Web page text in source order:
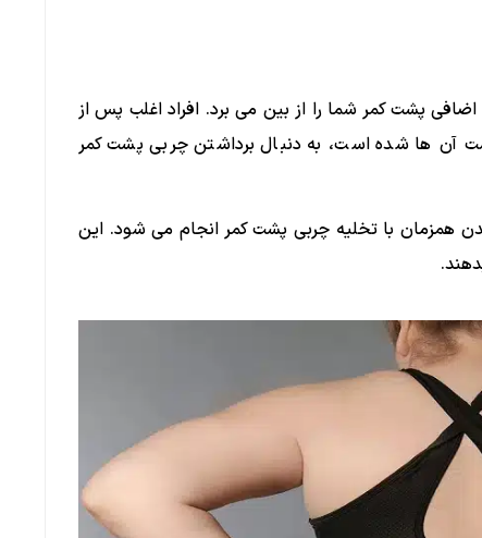
پشت کمر شما را از بین می برد. افراد اغلب پس از
ها شده است، به دنبال برداشتن چربی پشت کمر
همزمان با تخلیه چربی پشت کمر انجام می شود. این